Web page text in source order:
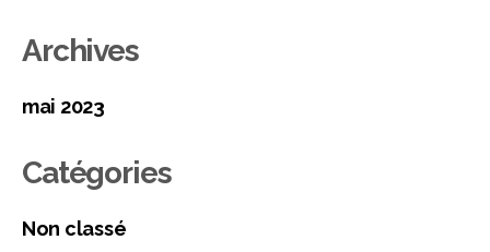
Archives
mai 2023
Catégories
Non classé